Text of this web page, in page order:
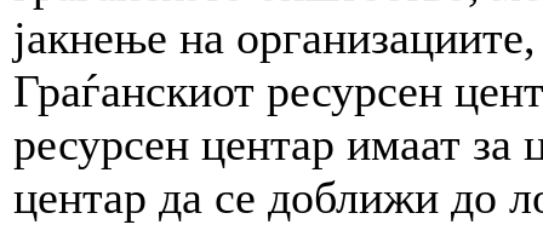
јакнење на
Граѓанскиот ресурсен
ресурсен центар имаат за
центар да се доближи до